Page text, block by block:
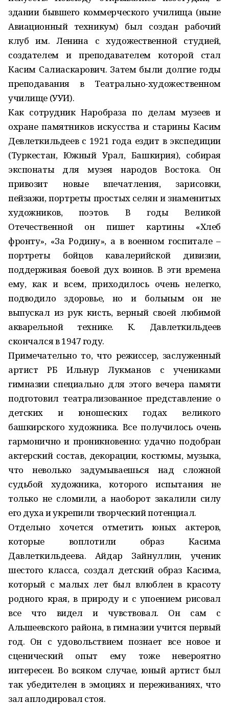
здании бывшего коммерческого училища (ныне
Авиационный техникум) был создан рабочий
клуб им. Ленина с художественной студией,
создателем и преподавателем которой стал
Касим Салиаскарович. Затем были долгие годы
преподавания в Театрально-художественном
училище (УУИ).
Как сотрудник Наробраза по делам музеев и
охране памятников искусства и старины Касим
Девлеткильдеев с 1921 года ездит в экспедиции
(Туркестан, Южный Урал, Башкирия), собирая
экспонаты для музея народов Востока. Он
привозит новые впечатления, зарисовки,
пейзажи, портреты простых селян и знаменитых
художников, поэтов. В годы Великой
Отечественной он пишет картины «Хлеб
фронту», «За Родину», а в военном госпитале –
портреты бойцов кавалерийской дивизии,
поддерживая боевой дух воинов. В эти времена
ему, как и всем, приходилось очень нелегко,
подводило здоровье, но и больным он не
выпускал из рук кисть, верный своей любимой
акварельной технике. К. Давлеткильдеев
скончался в 1947 году.
Примечательно то, что режиссер, заслуженный
артист РБ Ильнур Лукманов с учениками
гимназии специально для этого вечера памяти
подготовил театрализованное представление о
детских и юношеских годах великого
башкирского художника. Все получилось очень
гармонично и проникновенно: удачно подобран
актерский состав, декорации, костюмы, музыка,
что неволько задумываешься над сложной
судьбой художника, которого испытания не
только не сломили, а наоборот закалили силу
его духа и укрепили творческий потенциал.
Отдельно хочется отметить юных актеров,
которые воплотили образ Касима
Давлеткильдеева. Айдар Зайнуллин, ученик
шестого класса, создал детский образ Касима,
который с малых лет был влюблен в красоту
родного края, в природу и с упоением рисовал
все что видел и чувствовал. Он сам с
Альшеевского района, в гимназии учится первый
год. Он с удовольствием познает все новое и
сценический опыт ему тоже невероятно
интересен. Во всяком случае, юный артист был
так убедителен в эмоциях и переживаниях, что
зал аплодировал стоя.